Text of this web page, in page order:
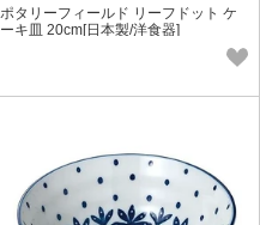
ポタリーフィールド リーフドット ケ
ーキ皿 20cm[日本製/洋食器]